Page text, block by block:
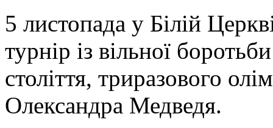
5 листопада у Білій
турнір із вільної
століття, триразового
Олександра Медведя.